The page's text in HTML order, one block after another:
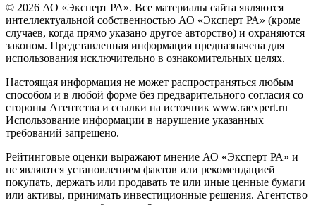
© 2026 АО «Эксперт РА». Все материалы сайта являются
интеллектуальной собственностью АО «Эксперт РА» (кроме
случаев, когда прямо указано другое авторство) и охраняются
законом. Представленная информация предназначена для
использования исключительно в ознакомительных целях.
Настоящая информация не может распространяться любым
способом и в любой форме без предварительного согласия со
стороны Агентства и ссылки на источник www.raexpert.ru
Использование информации в нарушение указанных
требований запрещено.
Рейтинговые оценки выражают мнение АО «Эксперт РА» и
не являются установлением фактов или рекомендацией
покупать, держать или продавать те или иные ценные бумаги
или активы, принимать инвестиционные решения. Агентство